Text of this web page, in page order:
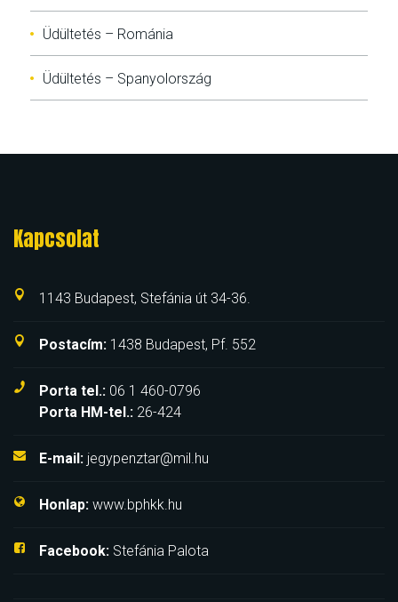
Üdültetés – Románia
Üdültetés – Spanyolország
Kapcsolat
1143 Budapest, Stefánia út 34-36.
Postacím: 1438 Budapest, Pf. 552
Porta tel.: 06 1 460-0796
Porta HM-tel.: 26-424
E-mail: jegypenztar@mil.hu
Honlap: www.bphkk.hu
Facebook: Stefánia Palota